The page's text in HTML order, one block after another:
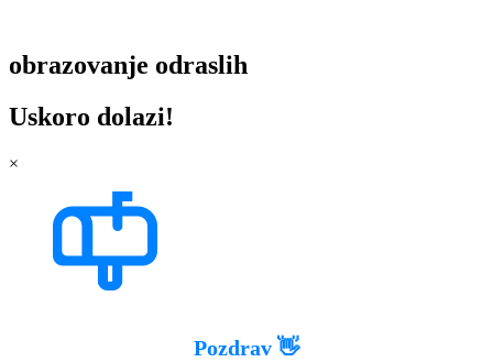
obrazovanje odraslih
Uskoro dolazi!
×
Pozdrav 👋